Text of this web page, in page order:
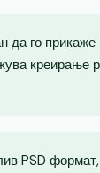
да го прикаже
креирање
PSD